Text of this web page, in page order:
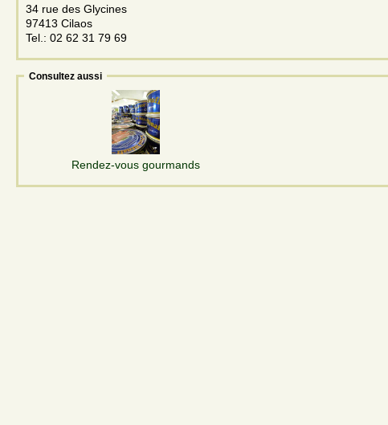
34 rue des Glycines
97413 Cilaos
Tel.: 02 62 31 79 69
Consultez aussi
Rendez-vous gourmands